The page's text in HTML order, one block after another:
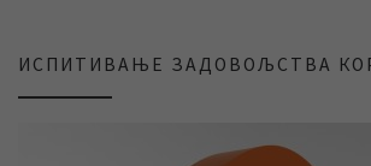
ИСПИТИВАЊЕ ЗАДОВОЉСТВА